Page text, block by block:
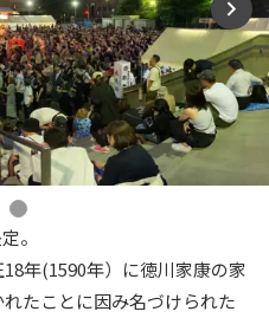
。
年(1590年）に徳川家康の家
たことに因み名づけられた